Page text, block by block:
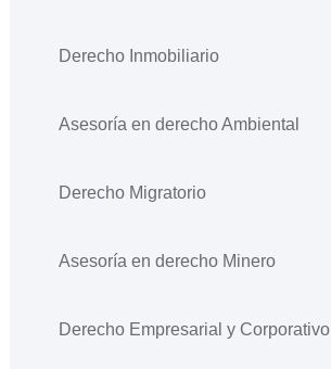
Derecho Inmobiliario
Asesoría en derecho Ambiental
Derecho Migratorio
Asesoría en derecho Minero
Derecho Empresarial y Corporativo